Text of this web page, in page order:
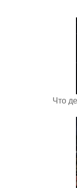
Что